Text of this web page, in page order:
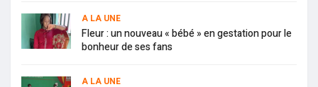
A LA UNE
Fleur : un nouveau « bébé » en gestation pour le
bonheur de ses fans
A LA UNE